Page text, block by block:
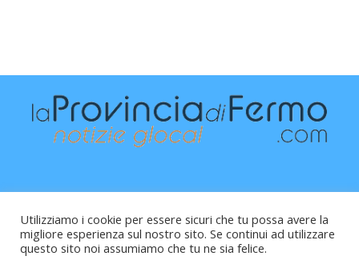
Utilizziamo i cookie per essere sicuri che tu possa avere la
migliore esperienza sul nostro sito. Se continui ad utilizzare
questo sito noi assumiamo che tu ne sia felice.